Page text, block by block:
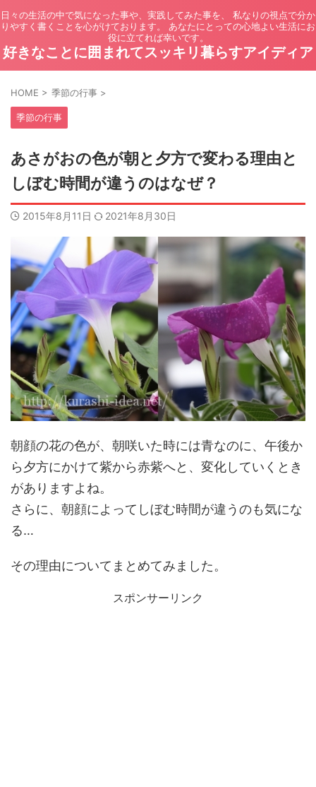
日々の生活の中で気になった事や、実践してみた事を、 私なりの視点で分か
りやすく書くことを心がけております。 あなたにとっての心地よい生活にお
役に立てれば幸いです。
好きなことに囲まれてスッキリ暮らすアイディア
HOME > 季節の行事 >
季節の行事
あさがおの色が朝と夕方で変わる理由と
しぼむ時間が違うのはなぜ？
2015年8月11日 2021年8月30日
朝顔の花の色が、朝咲いた時には青なのに、午後か
ら夕方にかけて紫から赤紫へと、変化していくとき
がありますよね。
さらに、朝顔によってしぼむ時間が違うのも気にな
る…
その理由についてまとめてみました。
スポンサーリンク